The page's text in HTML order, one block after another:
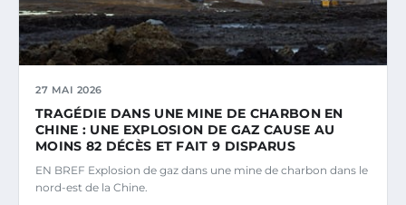
27 MAI 2026
TRAGÉDIE DANS UNE MINE DE CHARBON EN
CHINE : UNE EXPLOSION DE GAZ CAUSE AU
MOINS 82 DÉCÈS ET FAIT 9 DISPARUS
EN BREF Explosion de gaz dans une mine de charbon dans le
nord-est de la Chine.